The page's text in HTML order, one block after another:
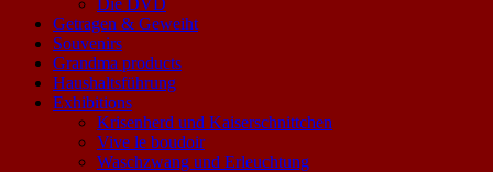
Getragen & Geweiht
Souvenirs
Grandma products
Haushaltsführung
Exhibitions
Krisenherd und Kaiserschnittchen
Vive le boudoir
Waschzwang und Erleuchtung